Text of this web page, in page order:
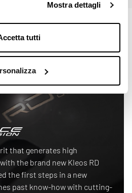
Mostra dettagli
tutti
that generates high
the brand new Kleos RD
the first steps in a new
past know-how with cutting-